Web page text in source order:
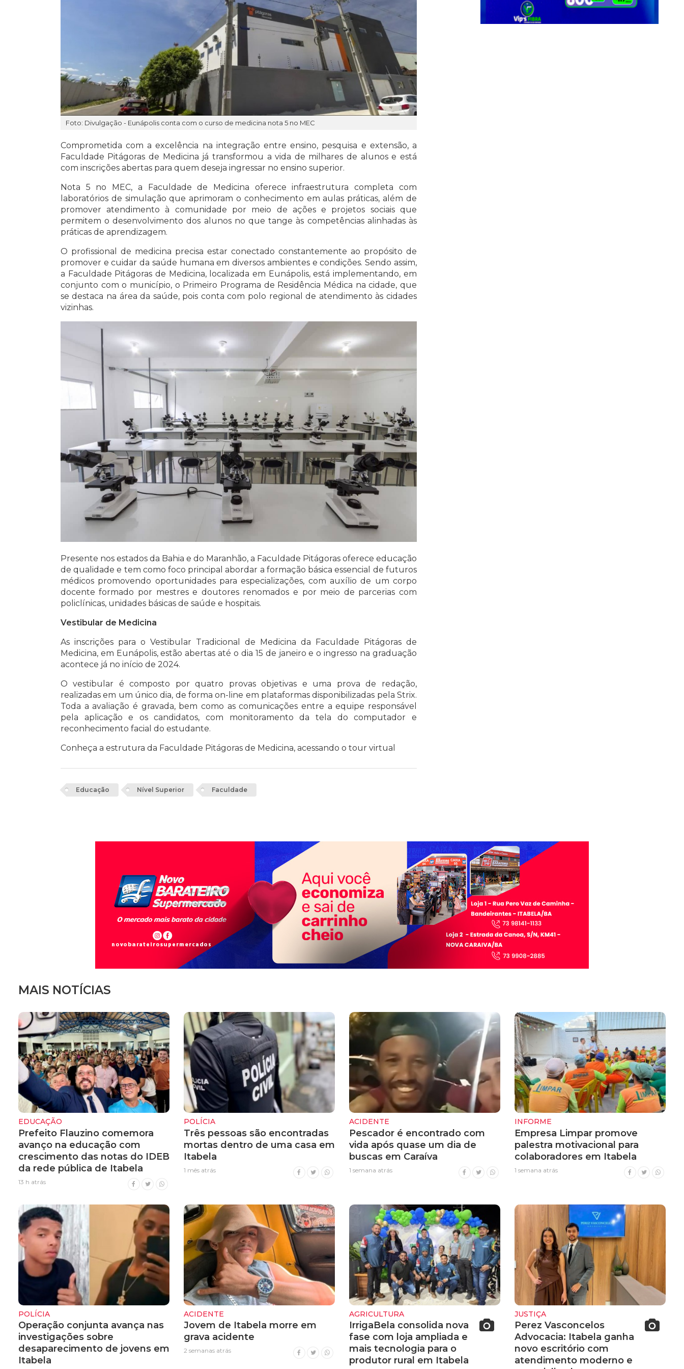
Foto: Divulgação - Eunápolis conta com o curso de medicina nota 5 no MEC
Comprometida com a excelência na integração entre ensino, pesquisa e extensão, a
Faculdade Pitágoras de Medicina já transformou a vida de milhares de alunos e está
com inscrições abertas para quem deseja ingressar no ensino superior.
Nota 5 no MEC, a Faculdade de Medicina oferece infraestrutura completa com
laboratórios de simulação que aprimoram o conhecimento em aulas práticas, além de
promover atendimento à comunidade por meio de ações e projetos sociais que
permitem o desenvolvimento dos alunos no que tange às competências alinhadas às
práticas de aprendizagem.
O profissional de medicina precisa estar conectado constantemente ao propósito de
promover e cuidar da saúde humana em diversos ambientes e condições. Sendo assim,
a Faculdade Pitágoras de Medicina, localizada em Eunápolis, está implementando, em
conjunto com o município, o Primeiro Programa de Residência Médica na cidade, que
se destaca na área da saúde, pois conta com polo regional de atendimento às cidades
vizinhas.
Presente nos estados da Bahia e do Maranhão, a Faculdade Pitágoras oferece educação
de qualidade e tem como foco principal abordar a formação básica essencial de futuros
médicos promovendo oportunidades para especializações, com auxílio de um corpo
docente formado por mestres e doutores renomados e por meio de parcerias com
policlínicas, unidades básicas de saúde e hospitais.
Vestibular de Medicina
As inscrições para o Vestibular Tradicional de Medicina da Faculdade Pitágoras de
Medicina, em Eunápolis, estão abertas até o dia 15 de janeiro e o ingresso na graduação
acontece já no início de 2024.
O vestibular é composto por quatro provas objetivas e uma prova de redação,
realizadas em um único dia, de forma on-line em plataformas disponibilizadas pela Strix.
Toda a avaliação é gravada, bem como as comunicações entre a equipe responsável
pela aplicação e os candidatos, com monitoramento da tela do computador e
reconhecimento facial do estudante.
Conheça a estrutura da Faculdade Pitágoras de Medicina, acessando o tour virtual
Educação Nível Superior Faculdade
MAIS NOTÍCIAS
EDUCAÇÃO
Prefeito Flauzino comemora
avanço na educação com
crescimento das notas do IDEB
da rede pública de Itabela
13 h atrás
POLÍCIA
Três pessoas são encontradas
mortas dentro de uma casa em
Itabela
1 mês atrás
ACIDENTE
Pescador é encontrado com
vida após quase um dia de
buscas em Caraíva
1 semana atrás
INFORME
Empresa Limpar promove
palestra motivacional para
colaboradores em Itabela
1 semana atrás
POLÍCIA
Operação conjunta avança nas
investigações sobre
desaparecimento de jovens em
Itabela
ACIDENTE
Jovem de Itabela morre em
grava acidente
2 semanas atrás
AGRICULTURA
IrrigaBela consolida nova
fase com loja ampliada e
mais tecnologia para o
produtor rural em Itabela
JUSTIÇA
Perez Vasconcelos
Advocacia: Itabela ganha
novo escritório com
atendimento moderno e